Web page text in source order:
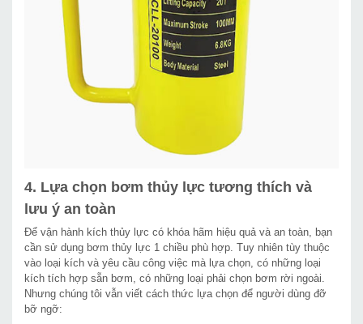
4. Lựa chọn bơm thủy lực tương thích và
lưu ý an toàn
Để vận hành kích thủy lực có khóa hãm hiệu quả và an toàn, bạn
cần sử dụng bơm thủy lực 1 chiều phù hợp. Tuy nhiên tùy thuộc
vào loại kích và yêu cầu công việc mà lựa chọn, có những loại
kích tích hợp sẵn bơm, có những loại phải chọn bơm rời ngoài.
Nhưng chúng tôi vẫn viết cách thức lựa chọn để người dùng đỡ
bỡ ngỡ: